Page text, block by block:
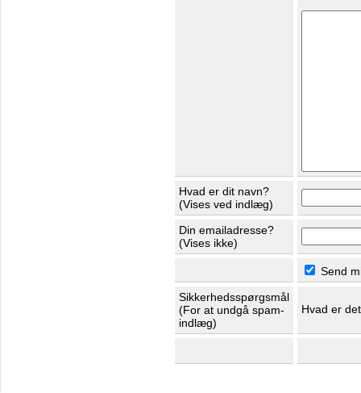
Hvad er dit navn?
(Vises ved indlæg)
Din emailadresse?
(Vises ikke)
Send
Sikkerhedsspørgsmål
(For at undgå spam-
indlæg)
Hvad er